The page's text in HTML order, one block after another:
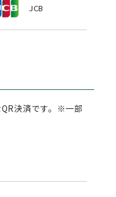
JCB
決済です。※一部